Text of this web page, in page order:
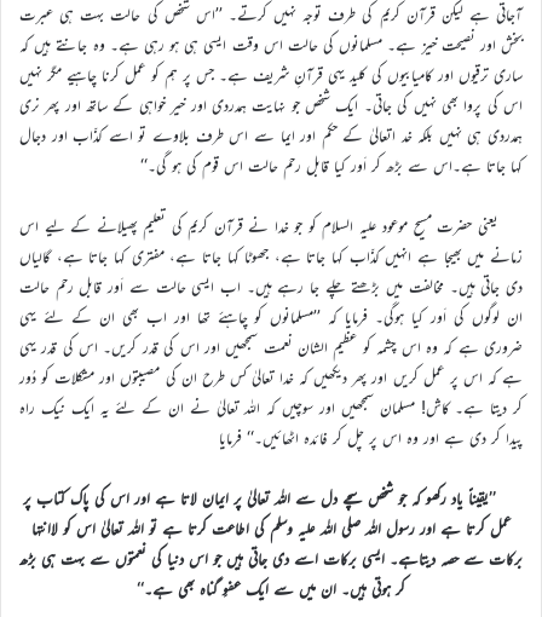
آجاتی ہے لیکن قرآن کریم کی طرف توجہ نہیں کرتے۔ ’’اس شخص کی حالت بہت ہی عبرت
بخش اور نصیحت خیز ہے۔ مسلمانوں کی حالت اس وقت ایسی ہی ہو رہی ہے۔ وہ جانتے ہیں کہ
ساری ترقیوں اور کامیابیوں کی کلید یہی قرآنِ شریف ہے۔ جس پر ہم کو عمل کرنا چاہیے مگر نہیں
اس کی پروا بھی نہیں کی جاتی۔ ایک شخص جو نہایت ہمدردی اور خیر خواہی کے ساتھ اور پھر نری
ہمدردی ہی نہیں بلکہ خد اتعالیٰ کے حکم اور ایما سے اس طرف بلاوے تو اسے کذّاب اور دجال
کہا جاتا ہے۔اس سے بڑھ کر اَور کیا قابل رحم حالت اس قوم کی ہو گی۔‘‘
یعنی حضرت مسیح موعود علیہ السلام کو جو خدا نے قرآن کریم کی تعلیم پھیلانے کے لیے اس
زمانے میں بھیجا ہے انہیں کذّاب کہا جاتا ہے، جھوٹا کہا جاتا ہے، مفتری کہا جاتا ہے، گالیاں
دی جاتی ہیں۔ مخالفت میں بڑھتے چلے جا رہے ہیں۔ اب ایسی حالت سے اَور قابل رحم حالت
ان لوگوں کی اَور کیا ہوگی۔ فرمایا کہ ’’مسلمانوں کو چاہئے تھا اور اب بھی ان کے لئے یہی
ضروری ہے کہ وہ اس چشمہ کو عظیم الشان نعمت سمجھیں اور اس کی قدر کریں۔ اس کی قدر یہی
ہے کہ اس پر عمل کریں اور پھر دیکھیں کہ خدا تعالیٰ کس طرح ان کی مصیبتوں اور مشکلات کو دُور
کر دیتا ہے۔ کاش! مسلمان سمجھیں اور سوچیں کہ اللہ تعالیٰ نے ان کے لئے یہ ایک نیک راہ
پیدا کر دی ہے اور وہ اس پر چل کر فائدہ اٹھائیں۔‘‘ فرمایا
’’یقیناً یاد رکھو کہ جو شخص سچے دل سے اللہ تعالیٰ پر ایمان لاتا ہے اور اس کی پاک کتاب پر
عمل کرتا ہے اور رسول اللہ صلی اللہ علیہ وسلم کی اطاعت کرتا ہے تو اللہ تعالیٰ اس کو لاانتہا
برکات سے حصہ دیتاہے۔ ایسی برکات اسے دی جاتی ہیں جو اس دنیا کی نعمتوں سے بہت ہی بڑھ
کر ہوتی ہیں۔ ان میں سے ایک عفوِ گناہ بھی ہے۔‘‘